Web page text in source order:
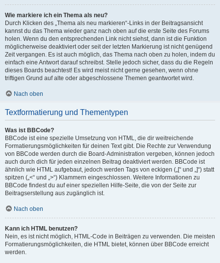
Wie markiere ich ein Thema als neu?
Durch Klicken des „Thema als neu markieren“-Links in der Beitragsansicht
kannst du das Thema wieder ganz nach oben auf die erste Seite des Forums
holen. Wenn du den entsprechenden Link nicht siehst, dann ist die Funktion
möglicherweise deaktiviert oder seit der letzten Markierung ist nicht genügend
Zeit vergangen. Es ist auch möglich, das Thema nach oben zu holen, indem du
einfach eine Antwort darauf schreibst. Stelle jedoch sicher, dass du die Regeln
dieses Boards beachtest! Es wird meist nicht gerne gesehen, wenn ohne
triftigen Grund auf alte oder abgeschlossene Themen geantwortet wird.
Nach oben
Textformatierung und Thementypen
Was ist BBCode?
BBCode ist eine spezielle Umsetzung von HTML, die dir weitreichende
Formatierungsmöglichkeiten für deinen Text gibt. Die Rechte zur Verwendung
von BBCode werden durch die Board-Administration vergeben, können jedoch
auch durch dich für jeden einzelnen Beitrag deaktiviert werden. BBCode ist
ähnlich wie HTML aufgebaut, jedoch werden Tags von eckigen („[“ und „]“) statt
spitzen („<“ und „>“) Klammern eingeschlossen. Weitere Informationen zu
BBCode findest du auf einer speziellen Hilfe-Seite, die von der Seite zur
Beitragserstellung aus zugänglich ist.
Nach oben
Kann ich HTML benutzen?
Nein, es ist nicht möglich, HTML-Code in Beiträgen zu verwenden. Die meisten
Formatierungsmöglichkeiten, die HTML bietet, können über BBCode erreicht
werden.